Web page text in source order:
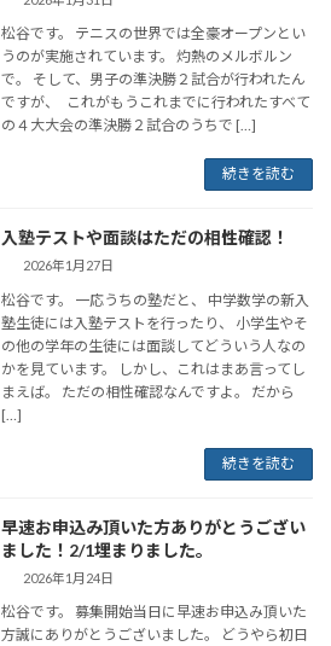
松谷です。 テニスの世界では全豪オープンとい
うのが実施されています。 灼熱のメルボルン
で。 そして、男子の準決勝２試合が行われたん
ですが、 これがもうこれまでに行われたすべて
の４大大会の準決勝２試合のうちで […]
続きを読む
入塾テストや面談はただの相性確認！
2026年1月27日
松谷です。 一応うちの塾だと、 中学数学の新入
塾生徒には入塾テストを行ったり、 小学生やそ
の他の学年の生徒には面談してどういう人なの
かを見ています。 しかし、これはまあ言ってし
まえば。 ただの相性確認なんですよ。 だから
[…]
続きを読む
早速お申込み頂いた方ありがとうござい
ました！2/1埋まりました。
2026年1月24日
松谷です。 募集開始当日に早速お申込み頂いた
方誠にありがとうございました。 どうやら初日